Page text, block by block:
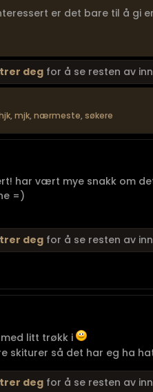
er det bare til å gi
deg for å se resten av
, mjk, nærmeste, søkere
har vært mye snakk om
=)
deg for å se resten av
litt trøkk i
skiturer så det har eg ha
deg for å se resten av